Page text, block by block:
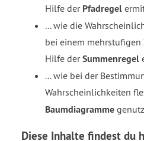
Hilfe der Pfadregel
... wie die
bei einem
Hilfe derSummenregel
... wie bei der
Wahrscheinlichkeiten
Baumdiagramme
Diese Inhalte findest du